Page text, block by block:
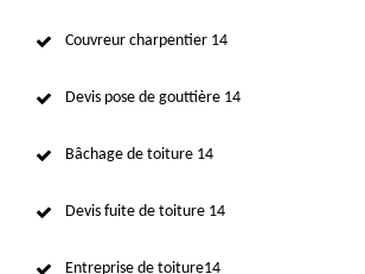
Couvreur charpentier 14
Devis pose de gouttière 14
Bâchage de toiture 14
Devis fuite de toiture 14
Entreprise de toiture14